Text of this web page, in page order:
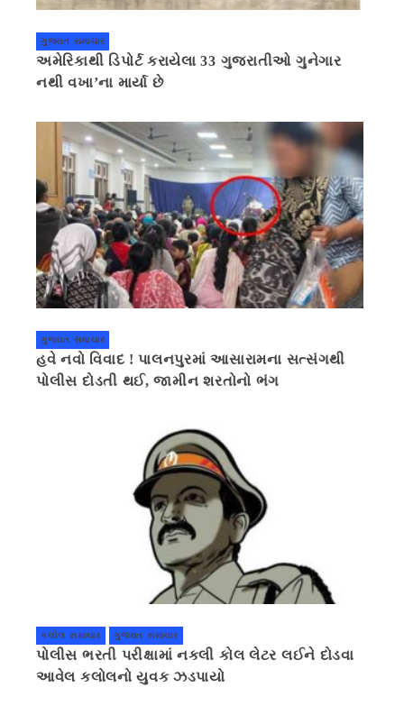
ગુજરાત સમાચાર
અમેરિકાથી ડિપોર્ટ કરાયેલા 33 ગુજરાતીઓ ગુનેગાર
નથી વખા’ના માર્યા છે
ગુજરાત સમાચાર
હવે નવો વિવાદ ! પાલનપુરમાં આસારામના સત્સંગથી
પોલીસ દોડતી થઈ, જામીન શરતોનો ભંગ
કલોલ સમાચાર ગુજરાત સમાચાર
પોલીસ ભરતી પરીક્ષામાં નકલી કોલ લેટર લઈને દોડવા
આવેલ કલોલનો યુવક ઝડપાયો